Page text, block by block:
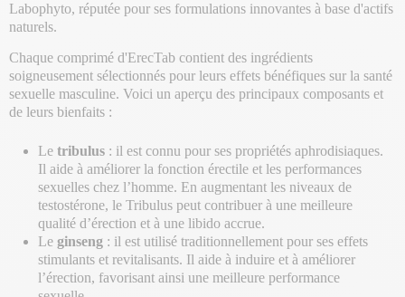
Labophyto, réputée pour ses formulations innovantes à base d'actifs
naturels.
Chaque comprimé d'ErecTab contient des ingrédients
soigneusement sélectionnés pour leurs effets bénéfiques sur la santé
sexuelle masculine. Voici un aperçu des principaux composants et
de leurs bienfaits :
Le tribulus : il est connu pour ses propriétés aphrodisiaques.
Il aide à améliorer la fonction érectile et les performances
sexuelles chez l’homme. En augmentant les niveaux de
testostérone, le Tribulus peut contribuer à une meilleure
qualité d’érection et à une libido accrue.
Le ginseng : il est utilisé traditionnellement pour ses effets
stimulants et revitalisants. Il aide à induire et à améliorer
l’érection, favorisant ainsi une meilleure performance